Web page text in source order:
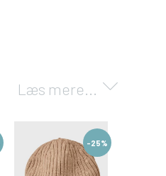
Læs mere...
-25%